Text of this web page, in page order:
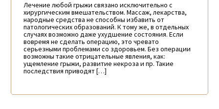
Лечение любой грыжи связано исключительно с
хирургическим вмешательством. Массаж, лекарства,
народные средства не способны избавить от
патологических образований. К тому же, в отдельных
случаях возможно даже ухудшение состояния. Если
вовремя не сделать операцию, это чревато
серьезными проблемами со здоровьем. Без операции
возможны такие отрицательные явления, как:
ущемление грыжи, развитие некроза и пр. Такие
последствия приводят […]